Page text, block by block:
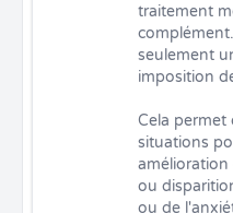
traitement
seulement
imposition
Cela permet
situations
ou
ou de